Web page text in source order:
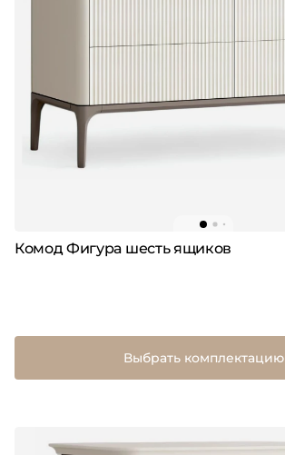
Комод Фигура шесть ящиков
Выбрать комплектацию